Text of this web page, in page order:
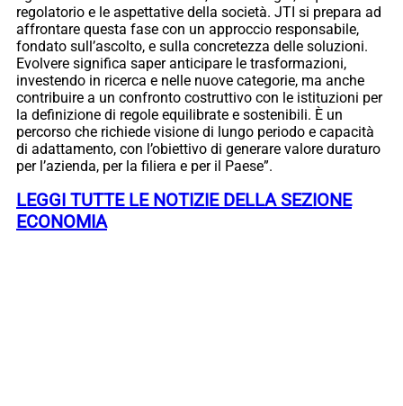
regolatorio e le aspettative della società. JTI si prepara ad
affrontare questa fase con un approccio responsabile,
fondato sull’ascolto, e sulla concretezza delle soluzioni.
Evolvere significa saper anticipare le trasformazioni,
investendo in ricerca e nelle nuove categorie, ma anche
contribuire a un confronto costruttivo con le istituzioni per
la definizione di regole equilibrate e sostenibili. È un
percorso che richiede visione di lungo periodo e capacità
di adattamento, con l’obiettivo di generare valore duraturo
per l’azienda, per la filiera e per il Paese”.
LEGGI TUTTE LE NOTIZIE DELLA SEZIONE
ECONOMIA